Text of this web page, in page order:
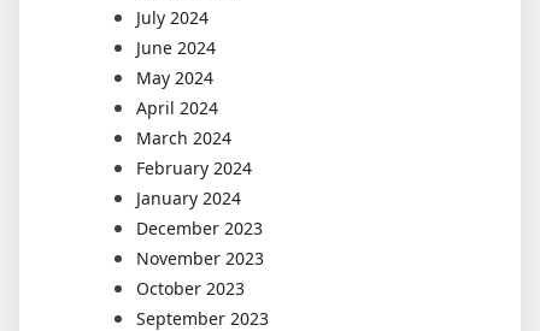
July 2024
June 2024
May 2024
April 2024
March 2024
February 2024
January 2024
December 2023
November 2023
October 2023
September 2023